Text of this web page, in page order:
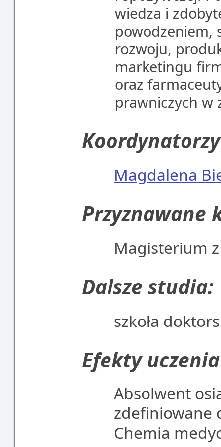
wiedza i
powodzeniem,
rozwoju,
marketingu
oraz
prawniczych w
Koordynatorzy
Magdalena
Przyznawane
Magisterium
Dalsze studia:
szkoła
Efekty
Absolwent
zdefiniowane
Chemia